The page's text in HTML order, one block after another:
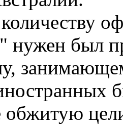
нужен был
обжитую